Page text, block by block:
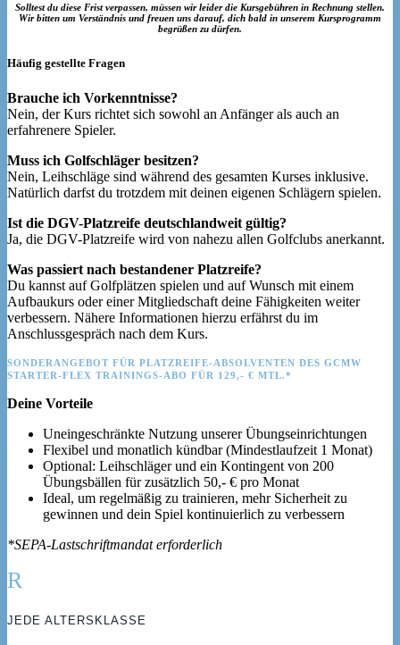
Solltest du diese Frist verpassen, müssen wir leider die Kursgebühren in Rechnung stellen.
Wir bitten um Verständnis und freuen uns darauf, dich bald in unserem Kursprogramm
begrüßen zu dürfen.
Häufig gestellte Fragen
Brauche ich Vorkenntnisse?
Nein, der Kurs richtet sich sowohl an Anfänger als auch an
erfahrenere Spieler.
Muss ich Golfschläger besitzen?
Nein, Leihschläge sind während des gesamten Kurses inklusive.
Natürlich darfst du trotzdem mit deinen eigenen Schlägern spielen.
Ist die DGV-Platzreife deutschlandweit gültig?
Ja, die DGV-Platzreife wird von nahezu allen Golfclubs anerkannt.
Was passiert nach bestandener Platzreife?
Du kannst auf Golfplätzen spielen und auf Wunsch mit einem
Aufbaukurs oder einer Mitgliedschaft deine Fähigkeiten weiter
verbessern. Nähere Informationen hierzu erfährst du im
Anschlussgespräch nach dem Kurs.
SONDERANGEBOT FÜR PLATZREIFE-ABSOLVENTEN DES GCMW
STARTER-FLEX TRAININGS-ABO FÜR 129,- € MTL.*
Deine Vorteile
Uneingeschränkte Nutzung unserer Übungseinrichtungen
Flexibel und monatlich kündbar (Mindestlaufzeit 1 Monat)
Optional: Leihschläger und ein Kontingent von 200
Übungsbällen für zusätzlich 50,- € pro Monat
Ideal, um regelmäßig zu trainieren, mehr Sicherheit zu
gewinnen und dein Spiel kontinuierlich zu verbessern
*SEPA-Lastschriftmandat erforderlich
R
JEDE ALTERSKLASSE